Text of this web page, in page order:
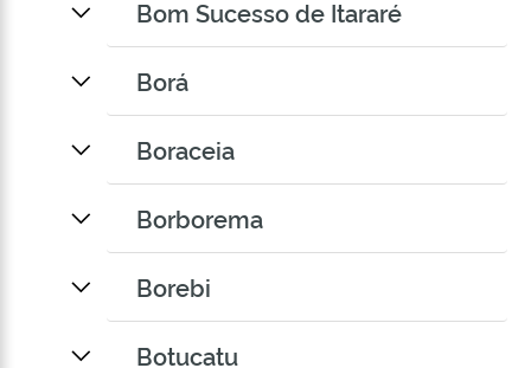
Bom Sucesso de Itararé
Borá
Boraceia
Borborema
Borebi
Botucatu